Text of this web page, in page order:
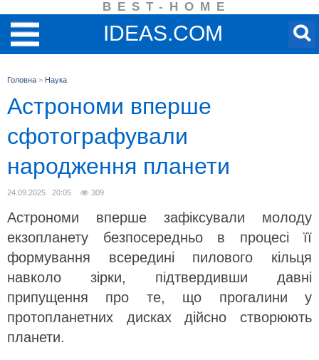
BEST-HOME
IDEAS.COM
Головна > Наука
Астрономи вперше
сфотографували
народження планети
24.09.2025 20:05 309
Астрономи вперше зафіксували молоду
екзопланету безпосередньо в процесі її
формування всередині пилового кільця
навколо зірки, підтвердивши давні
припущення про те, що прогалини у
протопланетних дисках дійсно створюють
планети.